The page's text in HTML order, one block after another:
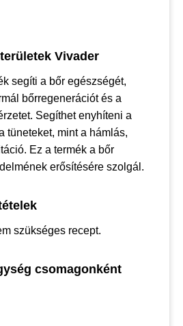
Vivader
segíti a bőr egészségét,
bőrregenerációt és a
Segíthet enyhíteni a
tüneteket, mint a hámlás,
Ez a termék a bőr
erősítésére szolgál.
szükséges recept.
csomagonként